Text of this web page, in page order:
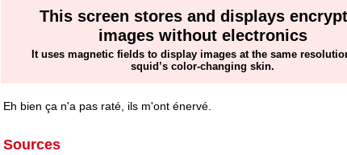
This screen stores and displays
images without electronics
It uses magnetic fields to display images at the same
squid’s color-changing skin.
Eh bien ça n'a pas raté, ils m'ont énervé.
Sources